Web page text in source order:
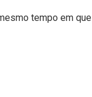
tempo em